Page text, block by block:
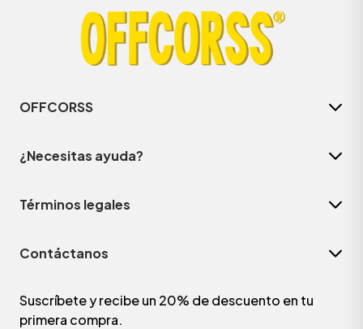
OFFCORSS
¿Necesitas ayuda?
Términos legales
Contáctanos
Suscríbete y recibe un 20% de descuento en tu
primera compra.